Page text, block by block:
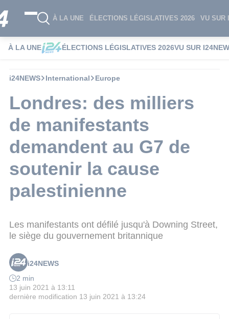
À LA UNE ÉLECTIONS LÉGISLATIVES 2026 VU SUR
À LA UNE ÉLECTIONS LÉGISLATIVES 2026VU SUR
i24NEWS International Europe
Londres: des milliers
de manifestants
demandent au G7 de
soutenir la cause
palestinienne
Les manifestants ont défilé jusqu'à Downing Street,
le siège du gouvernement britannique
i24NEWS
2 min
13 juin 2021 à 13:11
dernière modification 13 juin 2021 à 13:24